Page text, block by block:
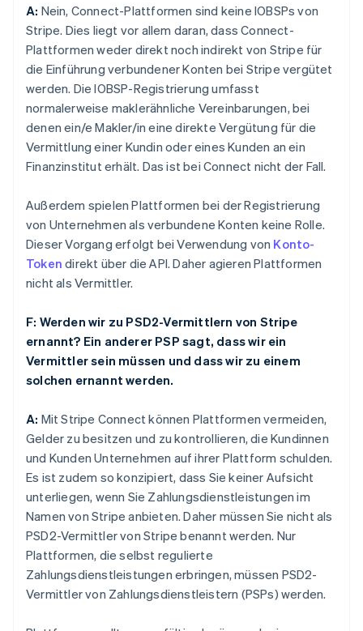
A: Nein, Connect-Plattformen sind keine IOBSPs von
Stripe. Dies liegt vor allem daran, dass Connect-
Plattformen weder direkt noch indirekt von Stripe für
die Einführung verbundener Konten bei Stripe vergütet
werden. Die IOBSP-Registrierung umfasst
normalerweise maklerähnliche Vereinbarungen, bei
denen ein/e Makler/in eine direkte Vergütung für die
Vermittlung einer Kundin oder eines Kunden an ein
Finanzinstitut erhält. Das ist bei Connect nicht der Fall.
Außerdem spielen Plattformen bei der Registrierung
von Unternehmen als verbundene Konten keine Rolle.
Dieser Vorgang erfolgt bei Verwendung von Konto-
Token direkt über die API. Daher agieren Plattformen
nicht als Vermittler.
F: Werden wir zu PSD2-Vermittlern von Stripe
ernannt? Ein anderer PSP sagt, dass wir ein
Vermittler sein müssen und dass wir zu einem
solchen ernannt werden.
A: Mit Stripe Connect können Plattformen vermeiden,
Gelder zu besitzen und zu kontrollieren, die Kundinnen
und Kunden Unternehmen auf ihrer Plattform schulden.
Es ist zudem so konzipiert, dass Sie keiner Aufsicht
unterliegen, wenn Sie Zahlungsdienstleistungen im
Namen von Stripe anbieten. Daher müssen Sie nicht als
PSD2-Vermittler von Stripe benannt werden. Nur
Plattformen, die selbst regulierte
Zahlungsdienstleistungen erbringen, müssen PSD2-
Vermittler von Zahlungsdienstleistern (PSPs) werden.